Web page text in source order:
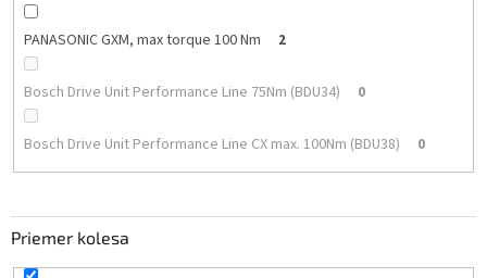
PANASONIC GXM, max torque 100 Nm 2
Bosch Drive Unit Performance Line 75Nm (BDU34) 0
Bosch Drive Unit Performance Line CX max. 100Nm (BDU38) 0
Priemer kolesa